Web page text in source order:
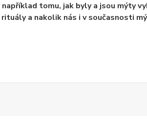
tomu, jak byly a jsou mýty
a nakolik nás i v současnosti